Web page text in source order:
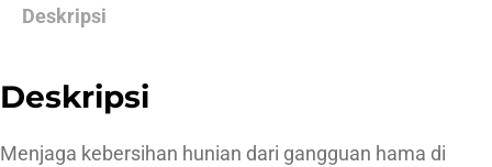
s
t
Deskripsi
Deskripsi
Menjaga kebersihan hunian dari gangguan hama di